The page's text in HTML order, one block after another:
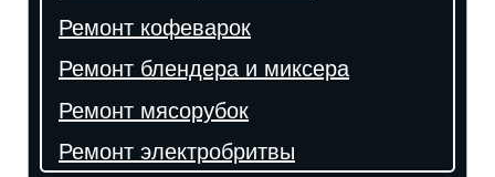
Ремонт кофеварок
Ремонт блендера и миксера
Ремонт мясорубок
Ремонт электробритвы